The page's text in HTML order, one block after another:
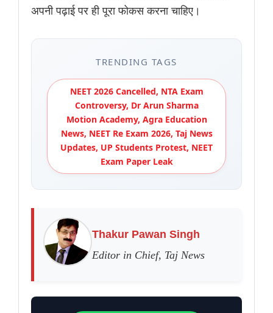
अपनी पढ़ाई पर ही पूरा फोकस करना चाहिए।
TRENDING TAGS
NEET 2026 Cancelled, NTA Exam
Controversy, Dr Arun Sharma
Motion Academy, Agra Education
News, NEET Re Exam 2026, Taj News
Updates, UP Students Protest, NEET
Exam Paper Leak
Thakur Pawan Singh
Editor in Chief, Taj News